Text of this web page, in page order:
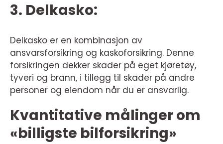
3. Delkasko:
Delkasko er en kombinasjon av
ansvarsforsikring og kaskoforsikring. Denne
forsikringen dekker skader på eget kjøretøy,
tyveri og brann, i tillegg til skader på andre
personer og eiendom når du er ansvarlig.
Kvantitative målinger om
«billigste bilforsikring»